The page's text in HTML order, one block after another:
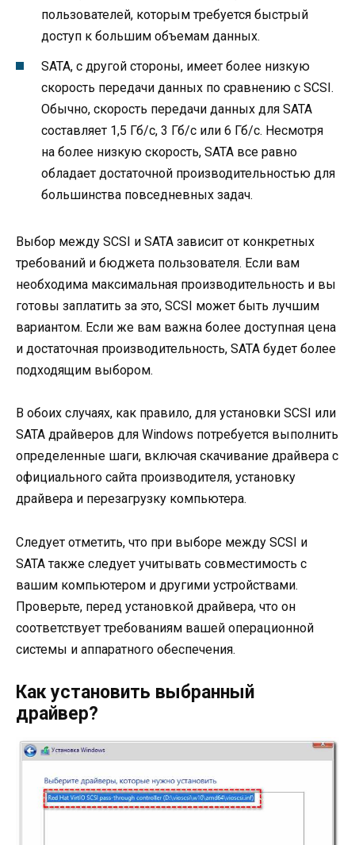
пользователей, которым требуется быстрый
доступ к большим объемам данных.
SATA, с другой стороны, имеет более низкую
скорость передачи данных по сравнению с SCSI.
Обычно, скорость передачи данных для SATA
составляет 1,5 Гб/с, 3 Гб/с или 6 Гб/с. Несмотря
на более низкую скорость, SATA все равно
обладает достаточной производительностью для
большинства повседневных задач.
Выбор между SCSI и SATA зависит от конкретных
требований и бюджета пользователя. Если вам
необходима максимальная производительность и вы
готовы заплатить за это, SCSI может быть лучшим
вариантом. Если же вам важна более доступная цена
и достаточная производительность, SATA будет более
подходящим выбором.
В обоих случаях, как правило, для установки SCSI или
SATA драйверов для Windows потребуется выполнить
определенные шаги, включая скачивание драйвера с
официального сайта производителя, установку
драйвера и перезагрузку компьютера.
Следует отметить, что при выборе между SCSI и
SATA также следует учитывать совместимость с
вашим компьютером и другими устройствами.
Проверьте, перед установкой драйвера, что он
соответствует требованиям вашей операционной
системы и аппаратного обеспечения.
Как установить выбранный
драйвер?